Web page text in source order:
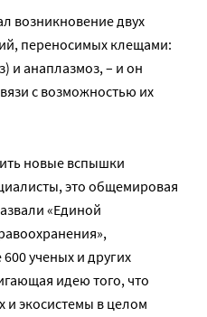
возникновение двух
переносимых клещами:
и анаплазмоз, – и он
с возможностью их
новые вспышки
это общемировая
«Единой
ученых и других
идею того, что
экосистемы в целом